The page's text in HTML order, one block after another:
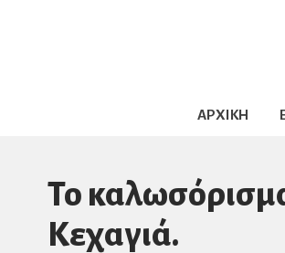
ΑΡΧΙΚΗ
To
Κεχαγιά.